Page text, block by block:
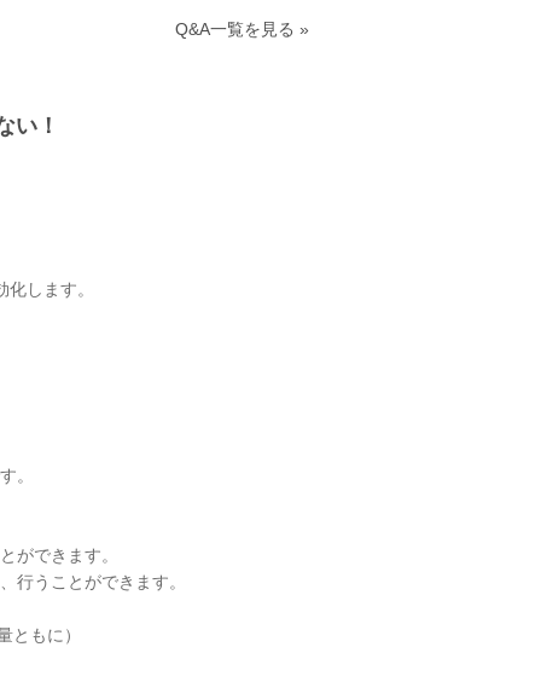
Q&A一覧を見る »
い！
します。
。
ができます。
行うことができます。
もに）